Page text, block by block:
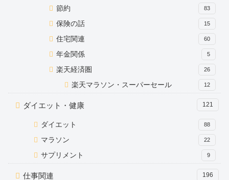
節約 83
保険の話 15
住宅関連 60
年金関係 5
楽天経済圏 26
楽天マラソン・スーパーセール 12
ダイエット・健康 121
ダイエット 88
マラソン 22
サプリメント 9
仕事関連 196